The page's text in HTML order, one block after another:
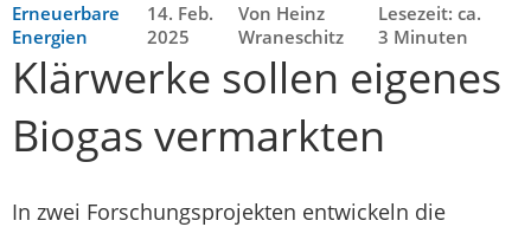
Erneuerbare
Energien
14. Feb.
2025
Von Heinz
Wraneschitz
Lesezeit: ca.
3 Minuten
Klärwerke sollen eigenes
Biogas vermarkten
In zwei Forschungsprojekten entwickeln die